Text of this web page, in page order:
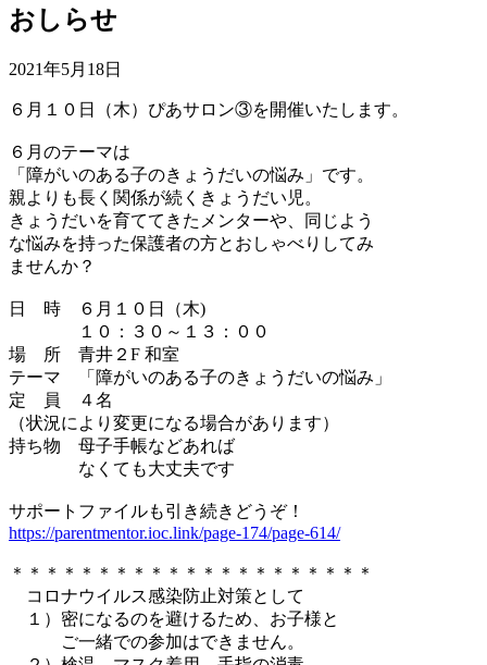
おしらせ
2021年5月18日
６月１０日（木）ぴあサロン③を開催いたします。
６月のテーマは
「障がいのある子のきょうだいの悩み」です。
親よりも長く関係が続くきょうだい児。
きょうだいを育ててきたメンターや、同じよう
な悩みを持った保護者の方とおしゃべりしてみ
ませんか？
日 時 ６月１０日（木)
１０：３０～１３：００
場 所 青井２F 和室
テーマ 「障がいのある子のきょうだいの悩み」
定 員 ４名
（状況により変更になる場合があります）
持ち物 母子手帳などあれば
なくても大丈夫です
サポートファイルも引き続きどうぞ！
https://parentmentor.ioc.link/page-174/page-614/
＊＊＊＊＊＊＊＊＊＊＊＊＊＊＊＊＊＊＊＊＊
コロナウイルス感染防止対策として
１）密になるのを避けるため、お子様と
ご一緒での参加はできません。